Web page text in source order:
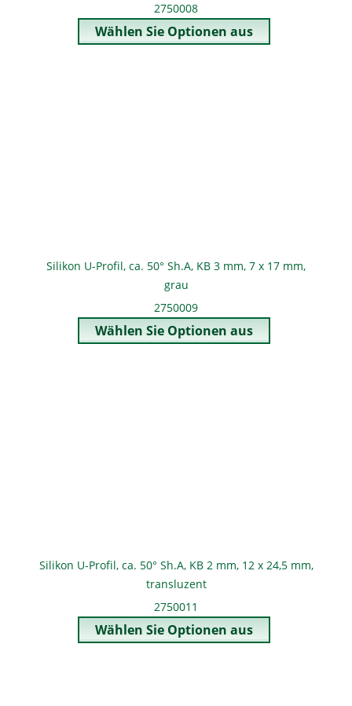
2750008
Silikon U-Profil, ca. 50° Sh.A, KB 3 mm, 7 x 17 mm,
grau
2750009
Silikon U-Profil, ca. 50° Sh.A, KB 2 mm, 12 x 24,5 mm,
transluzent
2750011